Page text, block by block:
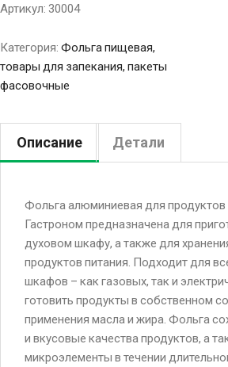
Артикул: 30004
Категория: Фольга пищевая,
товары для запекания, пакеты
фасовочные
Описание Детали
Фольга алюминиевая для продуктов
Гастроном предназначена для
духовом шкафу, а также для
продуктов питания. Подходит для
шкафов – как газовых, так и
готовить продукты в собственном
применения масла и жира. Фольга
и вкусовые качества продуктов, а
микроэлементы в течении